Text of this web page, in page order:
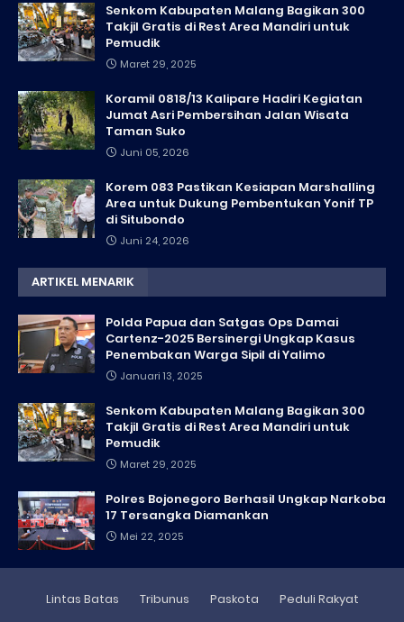
Senkom Kabupaten Malang Bagikan 300
Takjil Gratis di Rest Area Mandiri untuk
Pemudik
Maret 29, 2025
Koramil 0818/13 Kalipare Hadiri Kegiatan
Jumat Asri Pembersihan Jalan Wisata
Taman Suko
Juni 05, 2026
Korem 083 Pastikan Kesiapan Marshalling
Area untuk Dukung Pembentukan Yonif TP
di Situbondo
Juni 24, 2026
ARTIKEL MENARIK
Polda Papua dan Satgas Ops Damai
Cartenz-2025 Bersinergi Ungkap Kasus
Penembakan Warga Sipil di Yalimo
Januari 13, 2025
Senkom Kabupaten Malang Bagikan 300
Takjil Gratis di Rest Area Mandiri untuk
Pemudik
Maret 29, 2025
Polres Bojonegoro Berhasil Ungkap Narkoba
17 Tersangka Diamankan
Mei 22, 2025
Lintas Batas Tribunus Paskota Peduli Rakyat